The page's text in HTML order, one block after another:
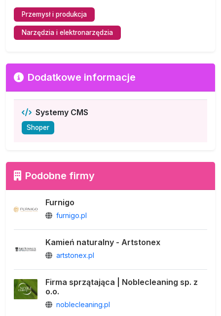
Przemysł i produkcja
Narzędzia i elektronarzędzia
Dodatkowe informacje
Systemy CMS
Shoper
Podobne firmy
Furnigo
furnigo.pl
Kamień naturalny - Artstonex
artstonex.pl
Firma sprzątająca | Noblecleaning sp. z
o.o.
noblecleaning.pl